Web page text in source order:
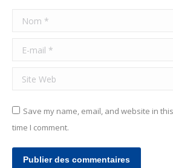
Nom *
E-mail *
Site Web
Save my name, email, and website in
time I comment.
Publier des commentaires